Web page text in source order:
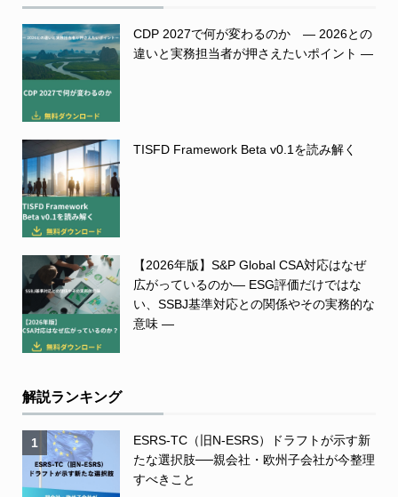
CDP 2027で何が変わるのか ― 2026との
違いと実務担当者が押さえたいポイント ―
TISFD Framework Beta v0.1を読み解く
【2026年版】S&P Global CSA対応はなぜ
広がっているのか― ESG評価だけではな
い、SSBJ基準対応との関係やその実務的な
意味 ―
解説ランキング
1
ESRS-TC（旧N-ESRS）ドラフトが示す新
たな選択肢──親会社・欧州子会社が今整理
すべきこと